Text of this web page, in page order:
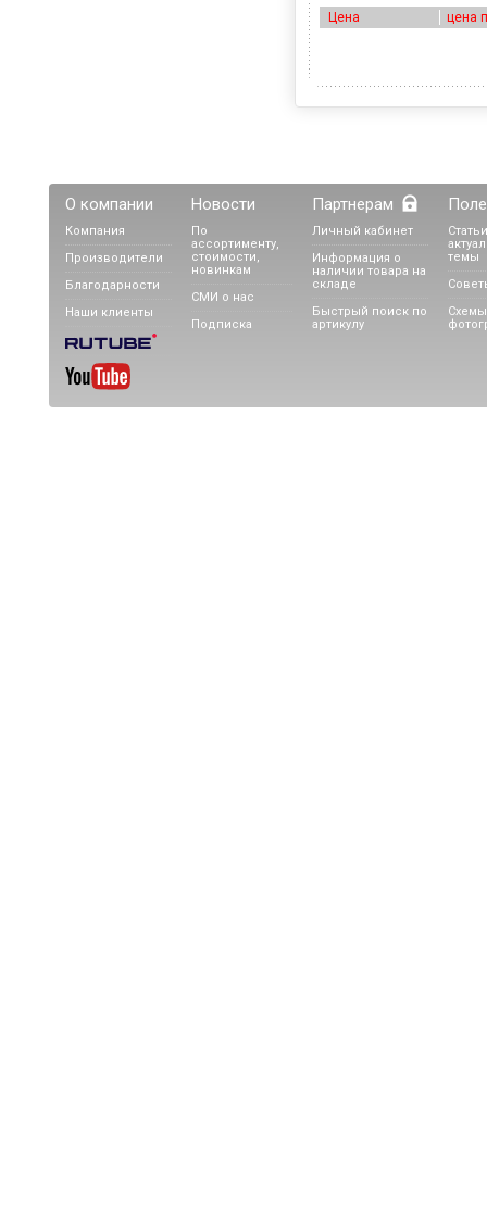
Цена цена
О компании
Компания
Производители
Благодарности
Наши клиенты
Новости
По
ассортименту,
стоимости,
новинкам
СМИ о нас
Подписка
Партнерам
Личный кабинет
Информация о
наличии товара на
складе
Быстрый поиск по
артикулу
темы